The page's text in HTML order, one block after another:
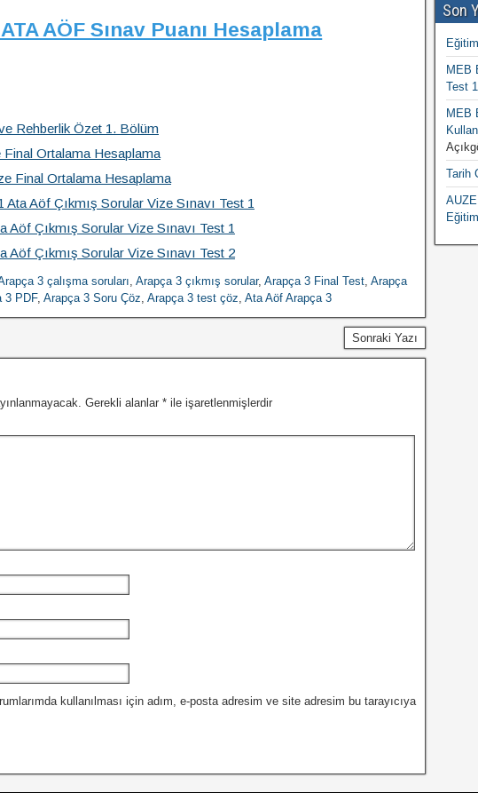
AÖF Sınav Puanı Hesaplama
Rehberlik Özet 1. Bölüm
Ortalama Hesaplama
Final Ortalama Hesaplama
Ata Aöf Çıkmış Sorular Vize Sınavı Test 1
Aöf Çıkmış Sorular Vize Sınavı Test 1
Aöf Çıkmış Sorular Vize Sınavı Test 2
3 çalışma soruları, Arapça 3 çıkmış sorular, Arapça 3 Final Test, Arapça
3 PDF, Arapça 3 Soru Çöz, Arapça 3 test çöz, Ata Aöf Arapça 3
Sonraki Yazı
Gerekli alanlar * ile işaretlenmişlerdir
kullanılması için adım, e-posta adresim ve site adresim bu tarayıcıya
Son
MEB
Test 1
MEB
Tarih